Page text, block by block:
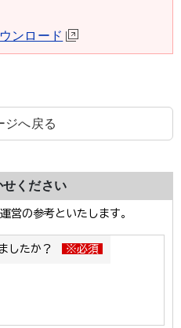
ンロード
ジへ戻る
ください